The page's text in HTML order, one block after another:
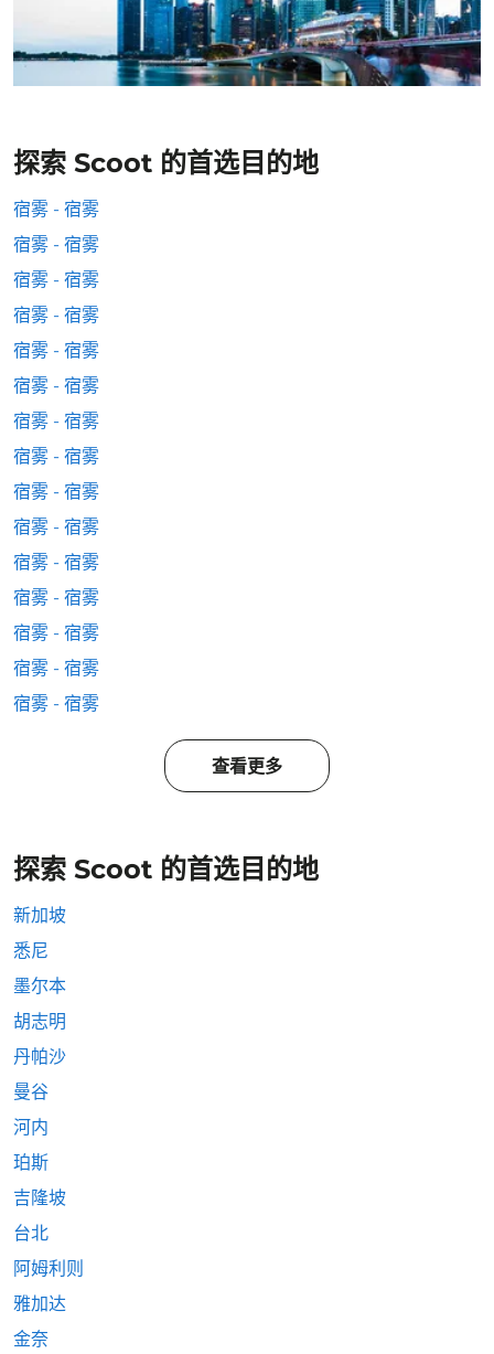
探索 Scoot 的首选目的地
宿雾 - 宿雾
宿雾 - 宿雾
宿雾 - 宿雾
宿雾 - 宿雾
宿雾 - 宿雾
宿雾 - 宿雾
宿雾 - 宿雾
宿雾 - 宿雾
宿雾 - 宿雾
宿雾 - 宿雾
宿雾 - 宿雾
宿雾 - 宿雾
宿雾 - 宿雾
宿雾 - 宿雾
宿雾 - 宿雾
查看更多
探索 Scoot 的首选目的地
新加坡
悉尼
墨尔本
胡志明
丹帕沙
曼谷
河内
珀斯
吉隆坡
台北
阿姆利则
雅加达
金奈